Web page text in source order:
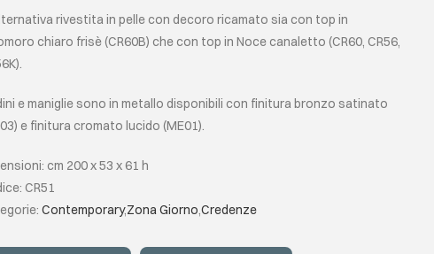
rivestita in pelle con decoro ricamato sia con top in
chiaro frisè (CR60B) che con top in Noce canaletto (CR60, CR56,
e maniglie sono in metallo disponibili con finitura bronzo satinato
e finitura cromato lucido (ME01).
cm 200 x 53 x 61 h
CR51
Contemporary,Zona Giorno,Credenze